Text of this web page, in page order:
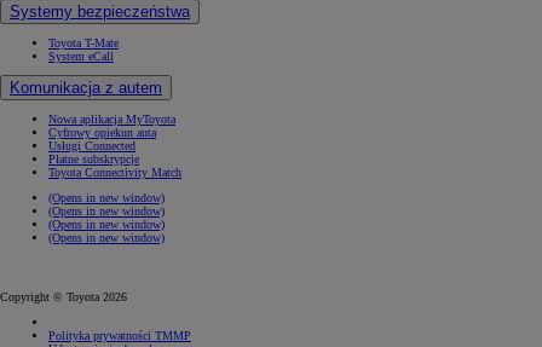
Systemy bezpieczeństwa
Toyota T-Mate
System eCall
Komunikacja z autem
Nowa aplikacja MyToyota
Cyfrowy opiekun auta
Usługi Connected
Płatne subskrypcje
Toyota Connectivity Match
(Opens in new window)
(Opens in new window)
(Opens in new window)
(Opens in new window)
Copyright © Toyota 2026
Polityka prywatności TMMP